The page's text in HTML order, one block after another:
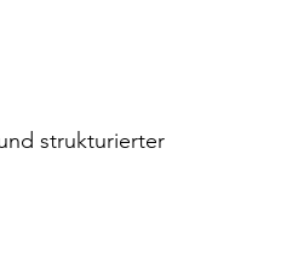
strukturierter